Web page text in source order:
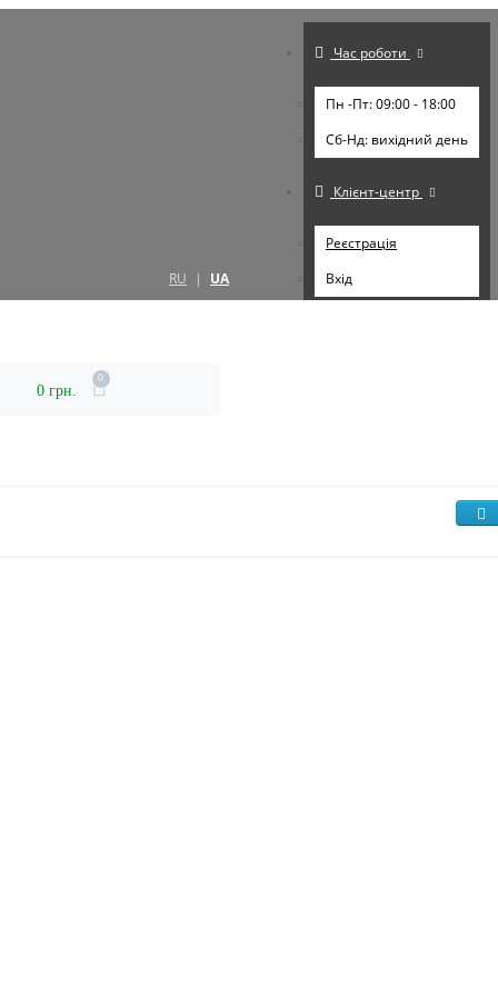
RU | UA
Час роботи
Пн -Пт: 09:00 - 18:00
Cб-Нд: вихідний день
Клієнт-центр
Реєстрація
Вхід
0 грн.
0